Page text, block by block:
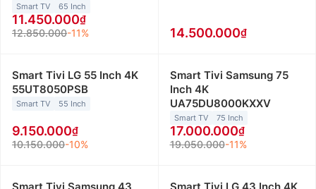
Smart TV 65 Inch
11.450.000
12.850.000-11% 14.500.000
Smart Tivi LG 55 Inch 4K
55UT8050PSB
Smart TV 55 Inch
9.150.000
10.150.000-10%
Smart Tivi Samsung 75
Inch 4K
UA75DU8000KXXV
Smart TV 75 Inch
17.000.000
19.050.000-11%